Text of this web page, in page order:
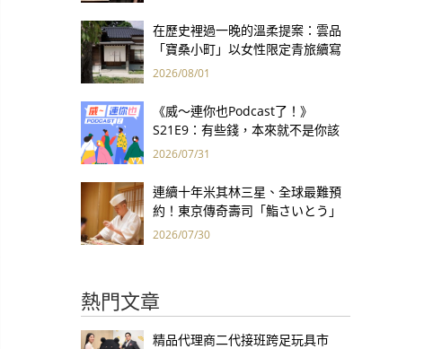
在歷史裡過一晚的溫柔提案：雲品
「寶桑小町」以女性限定青旅續寫
台東老屋記憶
2026/08/01
《威～連你也Podcast了！》
S21E9：有些錢，本來就不是你該
賺的——讀《一個投機者的告白》
2026/07/31
連續十年米其林三星、全球最難預
約！東京傳奇壽司「鮨さいとう」
為何破例首度來台？
2026/07/30
熱門文章
精品代理商二代接班跨足玩具市